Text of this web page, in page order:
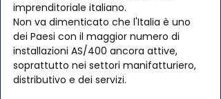
imprenditoriale italiano.
Non va dimenticato che l'Italia è uno
dei Paesi con il maggior numero di
installazioni AS/400 ancora attive,
soprattutto nei settori manifatturiero,
distributivo e dei servizi.